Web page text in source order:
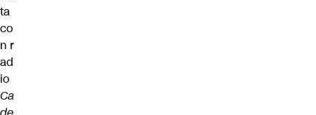
ta
co
n r
ad
io
Ca